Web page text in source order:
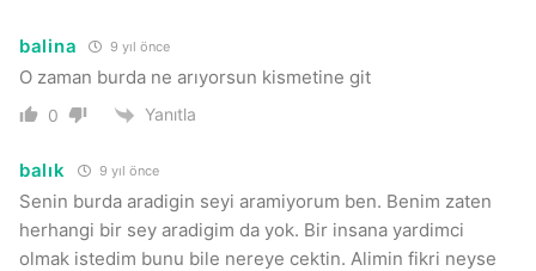
balina 9 yıl önce
O zaman burda ne arıyorsun kismetine git
0 Yanıtla
balık 9 yıl önce
Senin burda aradigin seyi aramiyorum ben. Benim zaten
herhangi bir sey aradigim da yok. Bir insana yardimci
olmak istedim bunu bile nereye cektin. Alimin fikri neyse